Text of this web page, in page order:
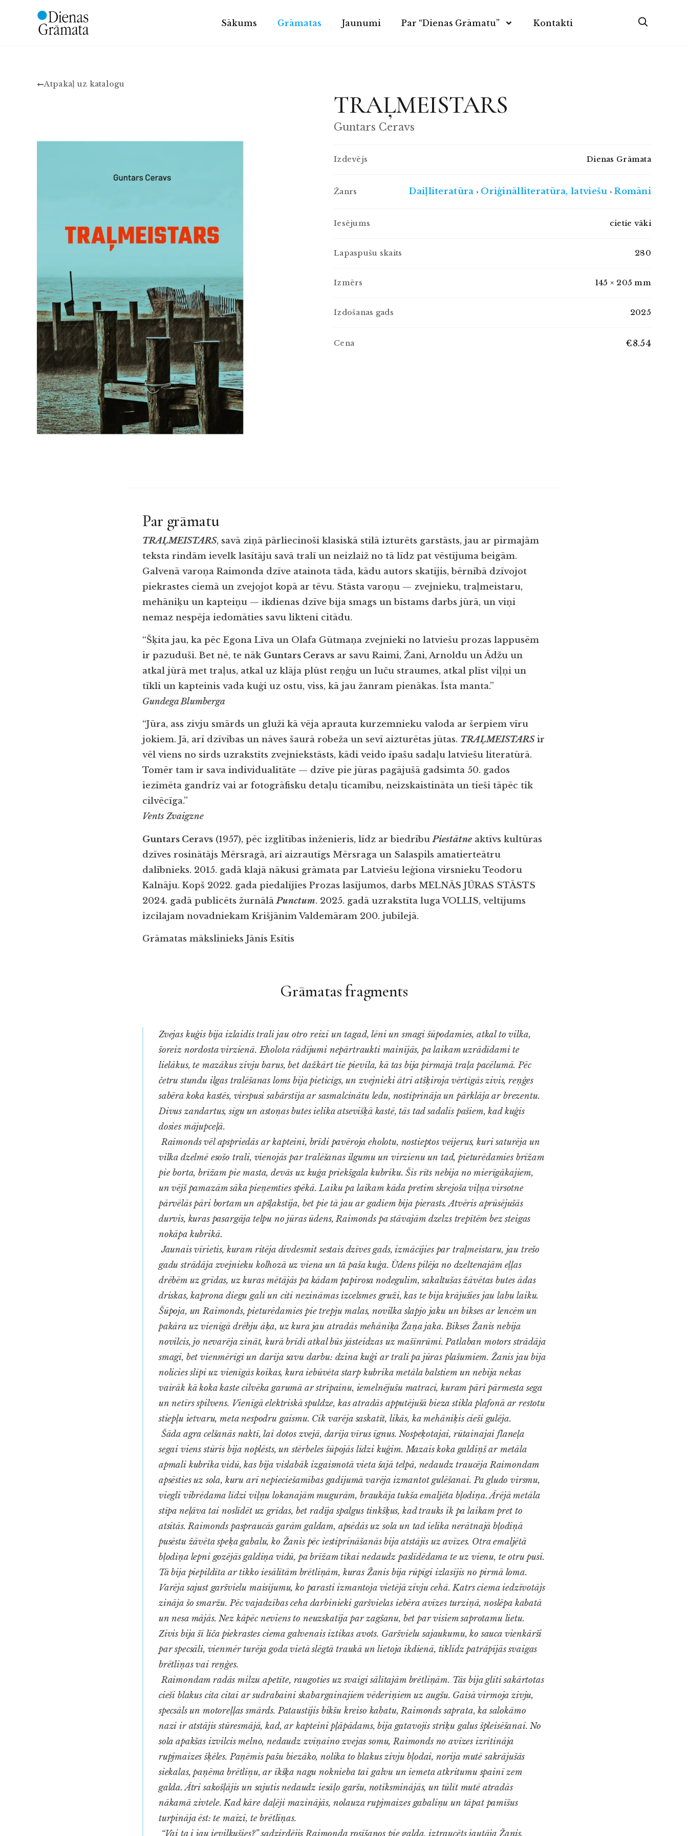
Sākums Grāmatas Jaunumi Par “Dienas Grāmatu” Kontakti
Atpakaļ uz katalogu
TRAĻMEISTARS
Guntars Ceravs
Izdevējs Dienas Grāmata
Žanrs Daiļliteratūra › Oriģinālliteratūra, latviešu ›Romāni
Iesējums cietie vāki
Lapaspušu skaits 280
Izmērs 145 × 205 mm
Izdošanas gads 2025
Cena €8.54
Par grāmatu
TRAĻMEISTARS, savā ziņā pārliecinoši klasiskā stilā izturēts garstāsts, jau ar pirmajām
teksta rindām ievelk lasītāju savā tralī un neizlaiž no tā līdz pat vēstījuma beigām.
Galvenā varoņa Raimonda dzīve atainota tāda, kādu autors skatījis, bērnībā dzīvojot
piekrastes ciemā un zvejojot kopā ar tēvu. Stāsta varoņu — zvejnieku, traļmeistaru,
mehāniķu un kapteiņu — ikdienas dzīve bija smags un bīstams darbs jūrā, un viņi
nemaz nespēja iedomāties savu likteni citādu.
“Šķita jau, ka pēc Egona Līva un Olafa Gūtmaņa zvejnieki no latviešu prozas lappusēm
ir pazuduši. Bet nē, te nāk Guntars Ceravs ar savu Raimi, Žani, Arnoldu un Ādžu un
atkal jūrā met traļus, atkal uz klāja plūst reņģu un luču straumes, atkal plīst viļņi un
tīkli un kapteinis vada kuģi uz ostu, viss, kā jau žanram pienākas. Īsta manta.”
Gundega Blumberga
“Jūra, ass zivju smārds un gluži kā vēja aprauta kurzemnieku valoda ar šerpiem vīru
jokiem. Jā, arī dzīvības un nāves šaurā robeža un sevī aizturētas jūtas. TRAĻMEISTARSir
vēl viens no sirds uzrakstīts zvejniekstāsts, kādi veido īpašu sadaļu latviešu literatūrā.
Tomēr tam ir sava individualitāte — dzīve pie jūras pagājušā gadsimta 50. gados
iezīmēta gandrīz vai ar fotogrāfisku detaļu ticamību, neizskaistināta un tieši tāpēc tik
cilvēcīga.”
Vents Zvaigzne
Guntars Ceravs (1957), pēc izglītības inženieris, līdz ar biedrībuPiestātne aktīvs kultūras
dzīves rosinātājs Mērsragā, arī aizrautīgs Mērsraga un Salaspils amatierteātru
dalībnieks. 2015. gadā klajā nākusi grāmata par Latviešu leģiona virsnieku Teodoru
Kalnāju. Kopš 2022. gada piedalījies Prozas lasījumos, darbs MELNĀS JŪRAS STĀSTS
2024. gadā publicēts žurnālāPunctum. 2025. gadā uzrakstīta luga VOLLIS, veltījums
izcilajam novadniekam Krišjānim Valdemāram 200. jubilejā.
Grāmatas mākslinieks Jānis Esītis
Grāmatas fragments
Zvejas kuģis bija izlaidis trali jau otro reizi un tagad, lēni un smagi šūpodamies, atkal to vilka,
šoreiz nordosta virzienā. Eholota rādījumi nepārtraukti mainījās, pa laikam uzrādīdami te
lielākus, te mazākus zivju barus, bet dažkārt tie pievīla, kā tas bija pirmajā traļa pacēlumā. Pēc
četru stundu ilgas tralēšanas loms bija pieticīgs, un zvejnieki ātri atšķiroja vērtīgās zivis, reņģes
sabēra koka kastēs, virspusi sabārstīja ar sasmalcinātu ledu, nostiprināja un pārklāja ar brezentu.
Divus zandartus, sīgu un astoņas butes ielika atsevišķā kastē, tās tad sadalīs pašiem, kad kuģis
dosies mājupceļā.
Raimonds vēl apspriedās ar kapteini, brīdi pavēroja eholotu, nostieptos veijerus, kuri saturēja un
vilka dzelmē esošo trali, vienojās par tralēšanas ilgumu un virzienu un tad, pieturēdamies brīžam
pie borta, brīžam pie masta, devās uz kuģa priekšgala kubriku. Šis rīts nebija no mierīgākajiem,
un vējš pamazām sāka pieņemties spēkā. Laiku pa laikam kāda pretim skrejoša viļņa virsotne
pārvēlās pāri bortam un apšļakstīja, bet pie tā jau ar gadiem bija pierasts. Atvēris aprūsējušās
durvis, kuras pasargāja telpu no jūras ūdens, Raimonds pa stāvajām dzelzs trepītēm bez steigas
nokāpa kubrikā.
Jaunais vīrietis, kuram ritēja divdesmit sestais dzīves gads, izmācījies par traļmeistaru, jau trešo
gadu strādāja zvejnieku kolhozā uz viena un tā paša kuģa. Ūdens pilēja no dzeltenajām eļļas
drēbēm uz grīdas, uz kuras mētājās pa kādam papirosa nodegulim, sakaltušas žāvētas butes ādas
driskas, kaprona diegu gali un citi nezināmas izcelsmes gruži, kas te bija krājušies jau labu laiku.
Šūpoja, un Raimonds, pieturēdamies pie trepju malas, novilka slapjo jaku un bikses ar lencēm un
pakāra uz vienīgā drēbju āķa, uz kura jau atradās mehāniķa Žaņa jaka. Bikses Žanis nebija
novilcis, jo nevarēja zināt, kurā brīdi atkal būs jāsteidzas uz mašīnrūmi. Patlaban motors strādāja
smagi, bet vienmērīgi un darīja savu darbu: dzina kuģi ar trali pa jūras plašumiem. Žanis jau bija
nolicies slīpi uz vienīgās koikas, kura iebūvēta starp kubrika metāla balstiem un nebija nekas
vairāk kā koka kaste cilvēka garumā ar strīpainu, iemelnējušu matraci, kuram pāri pārmesta sega
un netīrs spilvens. Vienīgā elektriskā spuldze, kas atradās apputējušā bieza stikla plafonā ar restotu
stiepļu ietvaru, meta nespodru gaismu. Cik varēja saskatīt, likās, ka mehāniķis cieši gulēja.
Šāda agra celšanās naktī, lai dotos zvejā, darīja vīrus īgnus. Nospeķotajai, rūtainajai flaneļa
segai viens stūris bija noplēsts, un stērbeles šūpojās līdzi kuģim. Mazais koka galdiņš ar metāla
apmali kubrika vidū, kas bija vislabāk izgaismotā vieta šajā telpā, nedaudz traucēja Raimondam
apsēsties uz sola, kuru arī nepieciešamības gadījumā varēja izmantot gulēšanai. Pa gludo virsmu,
viegli vibrēdama līdzi viļņu lokanajām mugurām, braukāja tukša emaljēta bļodiņa. Ārējā metāla
stīpa neļāva tai noslīdēt uz grīdas, bet radīja spalgus tinkšķus, kad trauks ik pa laikam pret to
atsitās. Raimonds paspraucās garām galdam, apsēdās uz sola un tad ielika nerātnajā bļodiņā
pusēstu žāvēta speķa gabalu, ko Žanis pēc iestiprināšanās bija atstājis uz avīzes. Otra emaljētā
bļodiņa lepni gozējās galdiņa vidū, pa brīžam tikai nedaudz paslīdēdama te uz vienu, te otru pusi.
Tā bija piepildīta ar tikko iesālītām brētliņām, kuras Žanis bija rūpīgi izlasījis no pirmā loma.
Varēja sajust garšvielu maisījumu, ko parasti izmantoja vietējā zivju cehā. Katrs ciema iedzīvotājs
zināja šo smaržu. Pēc vajadzības ceha darbinieki garšvielas iebēra avīzes turziņā, noslēpa kabatā
un nesa mājās. Nez kāpēc neviens to neuzskatīja par zagšanu, bet par visiem saprotamu lietu.
Zivis bija šī līča piekrastes ciema galvenais iztikas avots. Garšvielu sajaukumu, ko sauca vienkārši
par specsāli, vienmēr turēja goda vietā slēgtā traukā un lietoja ikdienā, tiklīdz patrāpījās svaigas
brētliņas vai reņģes.
Raimondam radās milzu apetīte, raugoties uz svaigi sālītajām brētliņām. Tās bija glīti sakārtotas
cieši blakus cita citai ar sudrabaini skabargainajiem vēderiņiem uz augšu. Gaisā virmoja zivju,
specsāls un motoreļļas smārds. Pataustījis bikšu kreiso kabatu, Raimonds saprata, ka salokāmo
nazi ir atstājis stūresmājā, kad, ar kapteini pļāpādams, bija gatavojis striķu galus špleisēšanai. No
sola apakšas izvilcis melno, nedaudz zvīņaino zvejas somu, Raimonds no avīzes izritināja
rupjmaizes šķēles. Paņēmis pašu biezāko, nolika to blakus zivju bļodai, norija mutē sakrājušās
siekalas, paņēma brētliņu, ar īkšķa nagu noknieba tai galvu un iemeta atkritumu spainī zem
galda. Ātri sakošļājis un sajutis nedaudz iesāļo garšu, notīksminājās, un tūlīt mutē atradās
nākamā zivtele. Kad kāre daļēji mazinājās, nolauza rupjmaizes gabaliņu un tāpat pamīšus
turpināja ēst: te maizi, te brētliņas.
“Vai ta i jau ievilkušies?” sadzirdējis Raimonda rosīšanos pie galda, iztraucēts jautāja Žanis,